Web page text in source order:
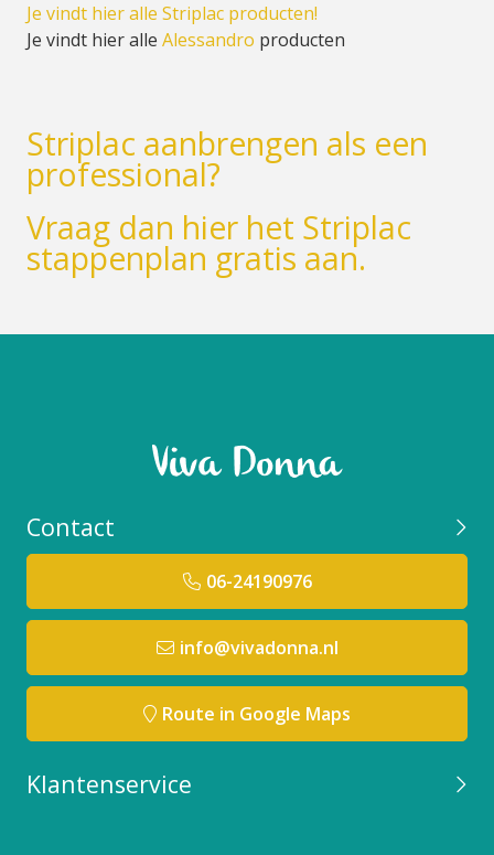
Je vindt hier alle Striplac producten!
Je vindt hier alle Alessandro producten
Striplac aanbrengen als een
professional?
Vraag dan hier het Striplac
stappenplan gratis aan.
Contact
06-24190976
info@vivadonna.nl
Route in Google Maps
Klantenservice